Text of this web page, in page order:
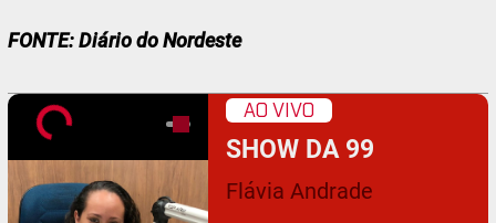
FONTE: Diário do Nordeste
AO VIVO
SHOW DA 99
Flávia Andrade